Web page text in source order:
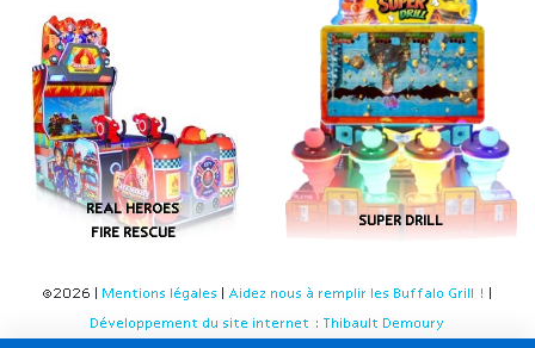
REAL HEROES
FIRE RESCUE
SUPER DRILL
©2026 | Mentions légales Aidez nous à remplir les Buffalo Grill !
Développement du site internet : Thibault Demoury